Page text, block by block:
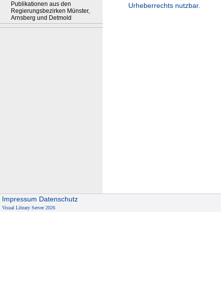
Publikationen aus den
Regierungsbezirken Münster,
Arnsberg und Detmold
Urheberrechts nutzbar.
Impressum Datenschutz
Visual Library Server 2026